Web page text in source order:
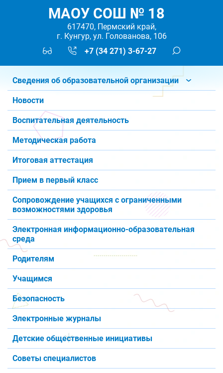
МАОУ СОШ № 18
617470, Пермский край,
г. Кунгур, ул. Голованова, 106
+7 (34 271) 3-67-27
Сведения об образовательной организации
Новости
Воспитательная деятельность
Методическая работа
Итоговая аттестация
Прием в первый класс
Сопровождение учащихся с ограниченными
возможностями здоровья
Электронная информационно-образовательная
среда
Родителям
Учащимся
Безопасность
Электронные журналы
Детские общественные инициативы
Советы специалистов